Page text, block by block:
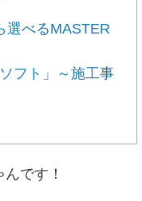
選べるMASTER
フト」～施工事
です！